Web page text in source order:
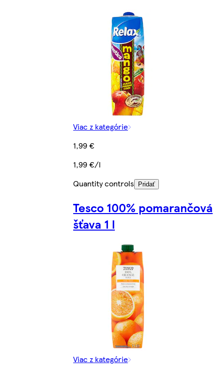
Viac z kategórie
1,99 €
1,99 €/l
Quantity controls
Pridať
Tesco 100% pomarančová
šťava 1 l
Viac z kategórie